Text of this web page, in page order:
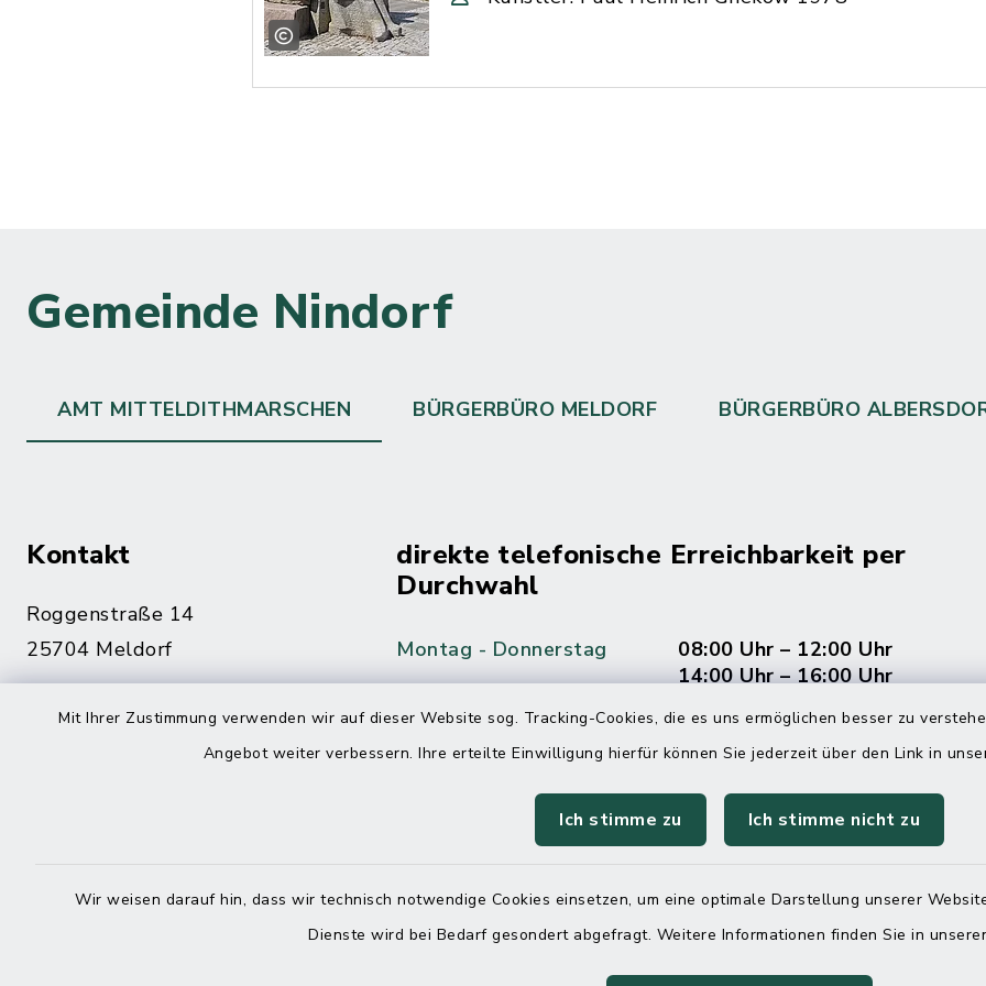
Mit Ihrer Zustimmung verwenden wir auf dieser Website sog. Tracking-Cookies, die es uns ermöglichen besser zu
Angebot weiter verbessern. Ihre erteilte Einwilligung hierfür können Sie jederzeit über den Link in
Ich stimme zu Ich stimme nicht zu
Wir weisen darauf hin, dass wir technisch notwendige Cookies einsetzen, um eine optimale Darstellung unserer
Dienste wird bei Bedarf gesondert abgefragt. Weitere Informationen finden Sie in
Gemeinde Nindorf
AMT MITTELDITHMARSCHEN BÜRGERBÜRO MELDORF BÜRGERBÜRO
Kontakt
Roggenstraße 14
25704 Meldorf
04832 6065-215
direkte telefonische Erreichbarkeit per
Durchwahl
Montag - Donnerstag
08:00 Uhr – 12:00 Uhr
14:00 Uhr – 16:00 Uhr
Freitag
08:00 Uhr – 12:00 Uhr
Online-Terminvereinbarung
Haben Sie ein dringendes Anliegen, finden aber online
keinen zeitnahen Termin? Rufen Sie uns gerne unter der
Telefonnummer 04832 6065 0 an!